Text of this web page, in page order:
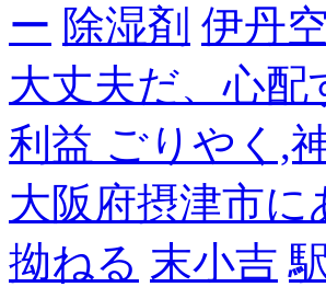
ー 除湿剤 伊丹
大丈夫だ、心
利益 ごりやく,
大阪府摂津市に
拗ねる 末小吉